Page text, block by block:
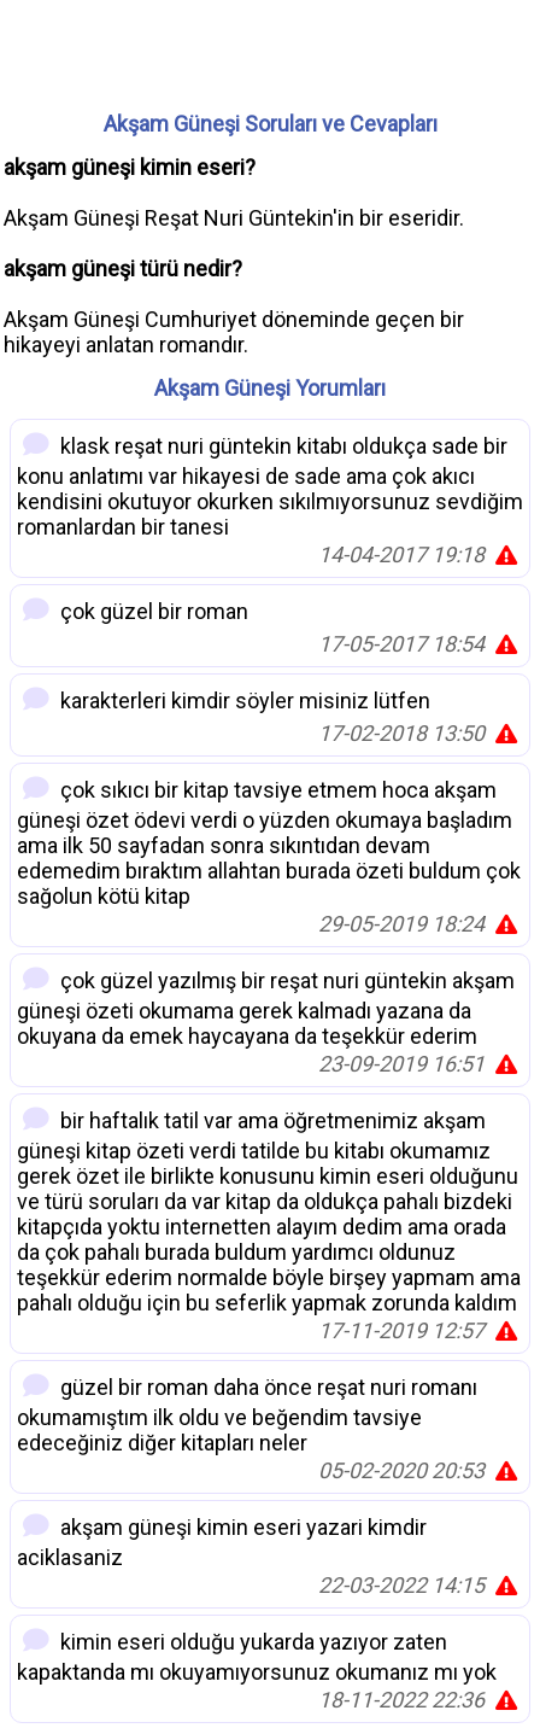
Akşam Güneşi Soruları ve Cevapları
akşam güneşi kimin eseri?
Akşam Güneşi Reşat Nuri Güntekin'in bir eseridir.
akşam güneşi türü nedir?
Akşam Güneşi Cumhuriyet döneminde geçen bir
hikayeyi anlatan romandır.
Akşam Güneşi Yorumları
klask reşat nuri güntekin kitabı oldukça sade bir
konu anlatımı var hikayesi de sade ama çok akıcı
kendisini okutuyor okurken sıkılmıyorsunuz sevdiğim
romanlardan bir tanesi
14-04-2017 19:18
çok güzel bir roman
17-05-2017 18:54
karakterleri kimdir söyler misiniz lütfen
17-02-2018 13:50
çok sıkıcı bir kitap tavsiye etmem hoca akşam
güneşi özet ödevi verdi o yüzden okumaya başladım
ama ilk 50 sayfadan sonra sıkıntıdan devam
edemedim bıraktım allahtan burada özeti buldum çok
sağolun kötü kitap
29-05-2019 18:24
çok güzel yazılmış bir reşat nuri güntekin akşam
güneşi özeti okumama gerek kalmadı yazana da
okuyana da emek haycayana da teşekkür ederim
23-09-2019 16:51
bir haftalık tatil var ama öğretmenimiz akşam
güneşi kitap özeti verdi tatilde bu kitabı okumamız
gerek özet ile birlikte konusunu kimin eseri olduğunu
ve türü soruları da var kitap da oldukça pahalı bizdeki
kitapçıda yoktu internetten alayım dedim ama orada
da çok pahalı burada buldum yardımcı oldunuz
teşekkür ederim normalde böyle birşey yapmam ama
pahalı olduğu için bu seferlik yapmak zorunda kaldım
17-11-2019 12:57
güzel bir roman daha önce reşat nuri romanı
okumamıştım ilk oldu ve beğendim tavsiye
edeceğiniz diğer kitapları neler
05-02-2020 20:53
akşam güneşi kimin eseri yazari kimdir
aciklasaniz
22-03-2022 14:15
kimin eseri olduğu yukarda yazıyor zaten
kapaktanda mı okuyamıyorsunuz okumanız mı yok
18-11-2022 22:36